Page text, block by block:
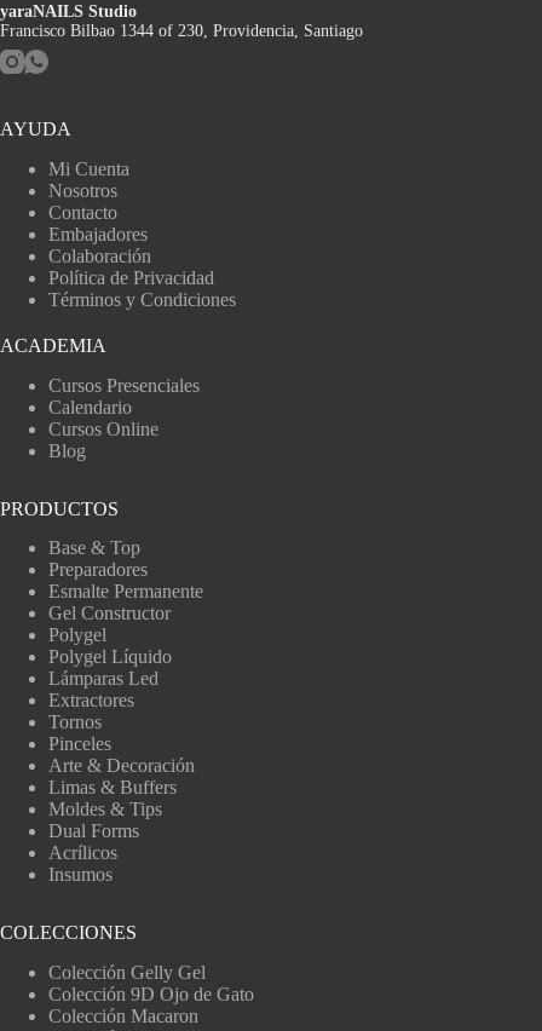
yaraNAILS Studio
Francisco Bilbao 1344 of 230, Providencia, Santiago
AYUDA
Mi Cuenta
Nosotros
Contacto
Embajadores
Colaboración
Política de Privacidad
Términos y Condiciones
ACADEMIA
Cursos Presenciales
Calendario
Cursos Online
Blog
PRODUCTOS
Base & Top
Preparadores
Esmalte Permanente
Gel Constructor
Polygel
Polygel Líquido
Lámparas Led
Extractores
Tornos
Pinceles
Arte & Decoración
Limas & Buffers
Moldes & Tips
Dual Forms
Acrílicos
Insumos
COLECCIONES
Colección Gelly Gel
Colección 9D Ojo de Gato
Colección Macaron